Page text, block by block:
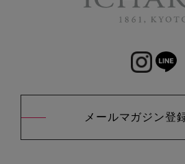
メールマガジン登